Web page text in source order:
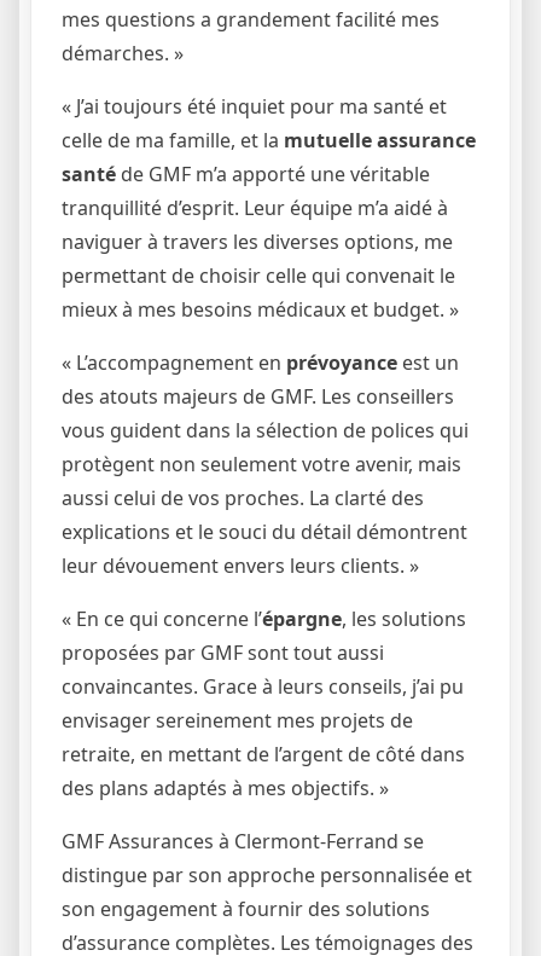
mes questions a grandement facilité mes
démarches. »
« J’ai toujours été inquiet pour ma santé et
celle de ma famille, et la mutuelle assurance
santé de GMF m’a apporté une véritable
tranquillité d’esprit. Leur équipe m’a aidé à
naviguer à travers les diverses options, me
permettant de choisir celle qui convenait le
mieux à mes besoins médicaux et budget. »
« L’accompagnement en prévoyance est un
des atouts majeurs de GMF. Les conseillers
vous guident dans la sélection de polices qui
protègent non seulement votre avenir, mais
aussi celui de vos proches. La clarté des
explications et le souci du détail démontrent
leur dévouement envers leurs clients. »
« En ce qui concerne l’épargne, les solutions
proposées par GMF sont tout aussi
convaincantes. Grace à leurs conseils, j’ai pu
envisager sereinement mes projets de
retraite, en mettant de l’argent de côté dans
des plans adaptés à mes objectifs. »
GMF Assurances à Clermont-Ferrand se
distingue par son approche personnalisée et
son engagement à fournir des solutions
d’assurance complètes. Les témoignages des